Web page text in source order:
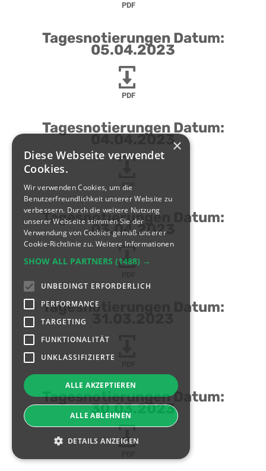
PDF
Tagesnotierungen Datum:
05.04.2023
PDF
Tagesnotierungen Datum:
04.04.2023
PDF
Tagesnotierungen Datum:
03.04.2023
Tagesnotierungen Datum:
Tagesnotierungen Datum:
30.03.2023
×
Diese Webseite verwendet
Cookies.
Wir verwenden Cookies, um die
Benutzerfreundlichkeit unserer Website zu
verbessern. Durch die weitere Nutzung
unserer Webseite stimmen Sie der
Verwendung von Cookies gemäß unserer
Cookie-Richtlinie zu. Weitere Informationen
SHOW ALL PARTNERS (1488) →
UNBEDINGT ERFORDERLICH
PERFORMANCE
TARGETING
FUNKTIONALITÄT
UNKLASSIFIZIERTE
ALLE AKZEPTIEREN
ALLE ABLEHNEN
DETAILS ANZEIGEN